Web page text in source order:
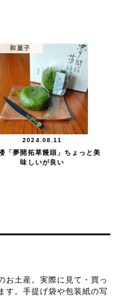
和菓子
2024.08.11
「夢開拓草饅頭」ちょっと美
味しいが良い
お土産。実際に見て・買っ
す。手提げ袋や包装紙の写